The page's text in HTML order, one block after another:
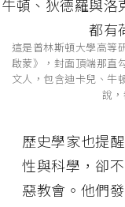
這是普林斯頓大學高等
啟蒙》，封面頂端那直
文人，包含迪卡兒、牛
說
歷史學家也提
性與科學，卻
惡教會。他們